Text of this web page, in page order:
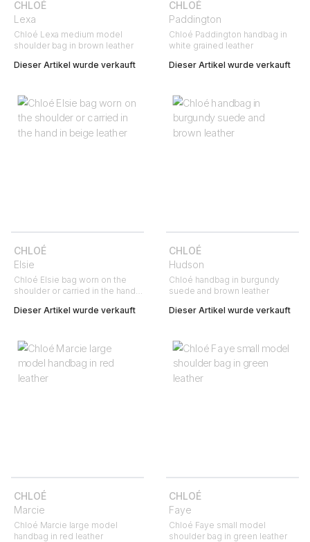
CHLOÉ
Lexa
Chloé Lexa medium model
shoulder bag in brown leather
Dieser Artikel wurde verkauft
CHLOÉ
Paddington
Chloé Paddington handbag in
white grained leather
Dieser Artikel wurde verkauft
CHLOÉ
Elsie
Chloé Elsie bag worn on the
shoulder or carried in the hand
Dieser Artikel wurde verkauft
CHLOÉ
Hudson
Chloé handbag in burgundy
suede and brown leather
Dieser Artikel wurde verkauft
CHLOÉ
Marcie
Chloé Marcie large model
handbag in red leather
CHLOÉ
Faye
Chloé Faye small model
shoulder bag in green leather